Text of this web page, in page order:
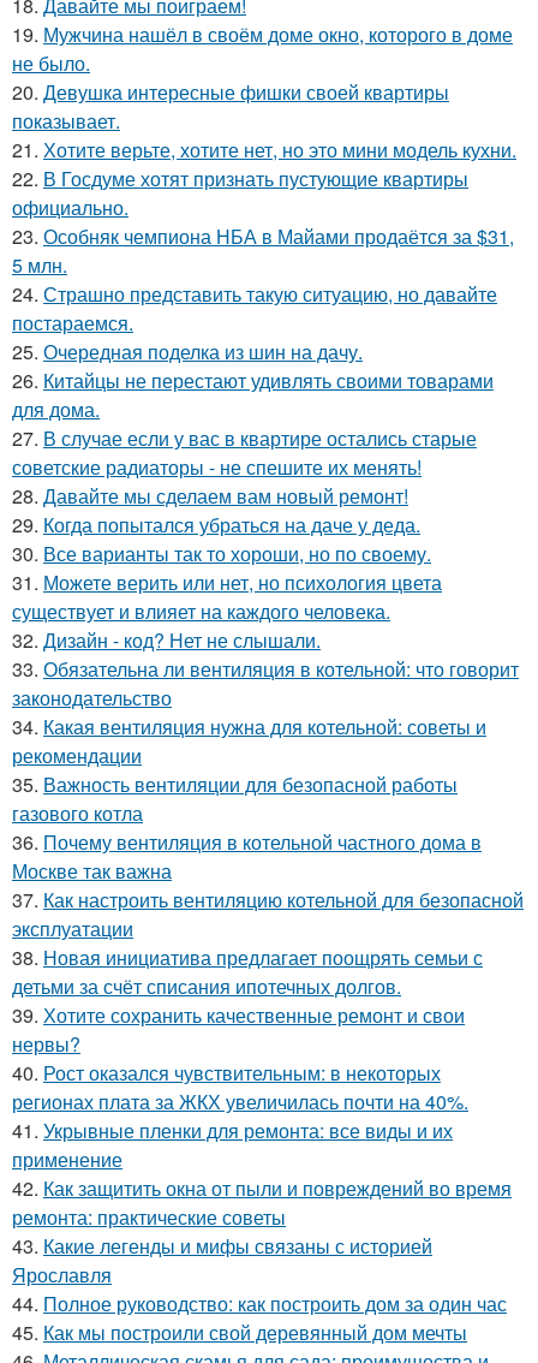
19. Мужчина нашёл в своём доме окно, которого в доме
не было.
20. Девушка интересные фишки своей квартиры
показывает.
21. Хотите верьте, хотите нет, но это мини модель кухни.
22. В Госдуме хотят признать пустующие квартиры
официально.
23. Особняк чемпиона НБА в Майами продаётся за $31,
5 млн.
24. Страшно представить такую ситуацию, но давайте
постараемся.
25. Очередная поделка из шин на дачу.
26. Китайцы не перестают удивлять своими товарами
для дома.
27. В случае если у вас в квартире остались старые
советские радиаторы - не спешите их менять!
28. Давайте мы сделаем вам новый ремонт!
29. Когда попытался убраться на даче у деда.
30. Все варианты так то хороши, но по своему.
31. Можете верить или нет, но психология цвета
существует и влияет на каждого человека.
32. Дизайн - код? Нет не слышали.
33. Обязательна ли вентиляция в котельной: что говорит
законодательство
34. Какая вентиляция нужна для котельной: советы и
рекомендации
35. Важность вентиляции для безопасной работы
газового котла
36. Почему вентиляция в котельной частного дома в
Москве так важна
37. Как настроить вентиляцию котельной для безопасной
эксплуатации
38. Новая инициатива предлагает поощрять семьи с
детьми за счёт списания ипотечных долгов.
39. Хотите сохранить качественные ремонт и свои
нервы?
40. Рост оказался чувствительным: в некоторых
регионах плата за ЖКХ увеличилась почти на 40%.
41. Укрывные пленки для ремонта: все виды и их
применение
42. Как защитить окна от пыли и повреждений во время
ремонта: практические советы
43. Какие легенды и мифы связаны с историей
Ярославля
44. Полное руководство: как построить дом за один час
45. Как мы построили свой деревянный дом мечты